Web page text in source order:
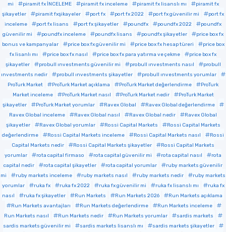
mi
piramit fx İNCELEME piramit fx inceleme piramit fx lisanslı mı
piramit fx
şikayetler
piramit fxşikayeler port fx port fx 2022 port fx güvenilir mi
port fx
inceleme
port fx lisans port fx şikayetler poundfx poundfx 2022
poundfx
güvenilir mi
poundfx inceleme poundfx lisans poundfx şikayetler
price box fx
bonus ve kampanyalar
price box fx güvenilir mi price box fx hesap türeri
price box
fx lisanlı mı
price box fx nasıl price box fx para yatırma ve çekme
price box fx
şikayetler
probull ınvestments güvenilir mi probull ınvestments nasıl
probull
ınvestments nedir
probull ınvestments şikayetler
probull ınvestments yorumlar
ProTurk Market
ProTurk Market açıklama ProTurk Market değerlendirme
ProTurk
Market inceleme
ProTurk Market nasıl ProTurk Market nedir
ProTurk Market
şikayetler
ProTurk Market yorumlar Ravex Global
Ravex Global değerlendirme
Ravex Global inceleme
Ravex Global nasıl Ravex Global nedir
Ravex Global
şikayetler
Ravex Global yorumlar Rossi Capital Markets
Rossi Capital Markets
değerlendirme
Rossi Capital Markets inceleme Rossi Capital Markets nasıl
Rossi
Capital Markets nedir
Rossi Capital Markets şikayetler
Rossi Capital Markets
yorumlar
rota capital firmaso rota capital güvenilir mi rota capital nasıl
rota
capital nedir
rota capital şikayetler rota capital yorumlar
ruby markets güvenilir
mi
ruby markets inceleme ruby markets nasıl ruby markets nedir
ruby markets
yorumlar
ruka fx ruka fx 2022 ruka fx güvenilir mi ruka fx lisanslı mı
ruka fx
nasıl
ruka fx şikayetler Run Markets Run Markets 2026
Run Markets açıklama
Run Markets avantajları
Run Markets değerlendirme
Run Markets inceleme
Run Markets nasıl
Run Markets nedir Run Markets yorumlar
sardis markets
sardis markets güvenilir mi
sardis markets lisanslı mı
sardis markets şikayetler